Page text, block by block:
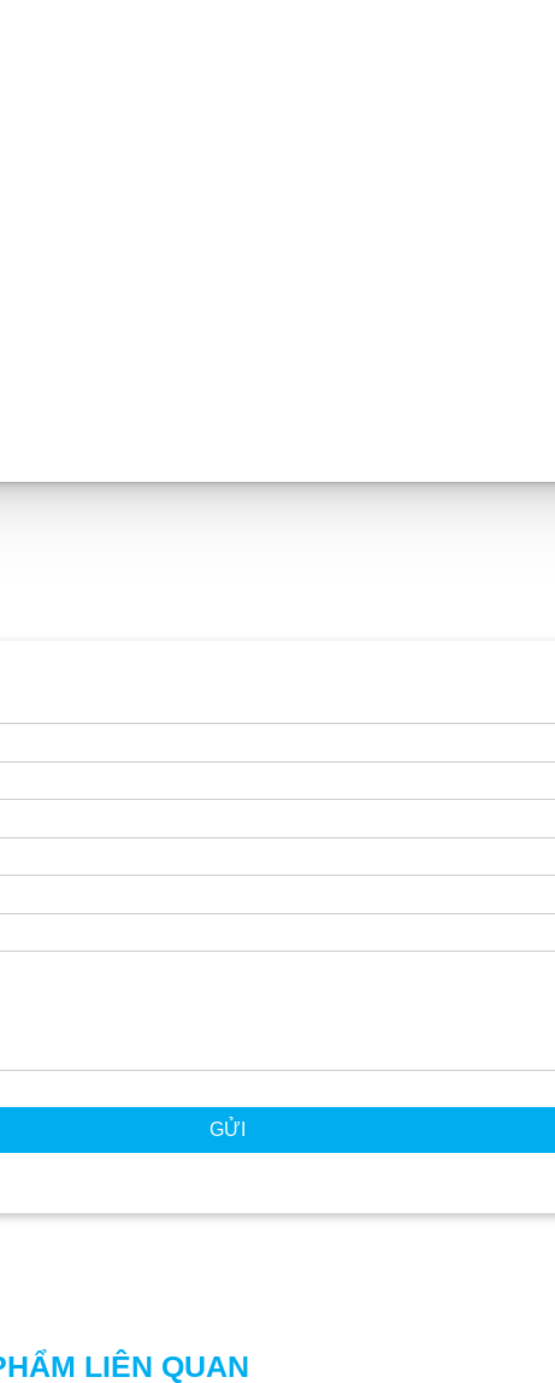
GỬI
LIÊN QUAN